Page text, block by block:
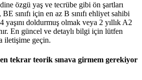
özgü yaş ve tecrübe gibi ön şartları
sınıfı için en az B sınıfı ehliyet sahibi
yaşını doldurmuş olmak veya 2 yıllık A2
En güncel ve detaylı bilgi için lütfen
iletişime geçin.
tekrar teorik sınava girmem gerekiyor